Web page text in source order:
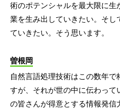
術のポテンシャルを最大限に
業を生み出していきたい。そし
ていきたい。そう思います。
曽根岡
自然言語処理技術はこの数年
すが、それが世の中に伝わっ
の皆さんが得意とする情報発信